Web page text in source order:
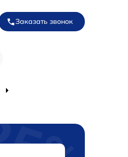
Заказать звонок